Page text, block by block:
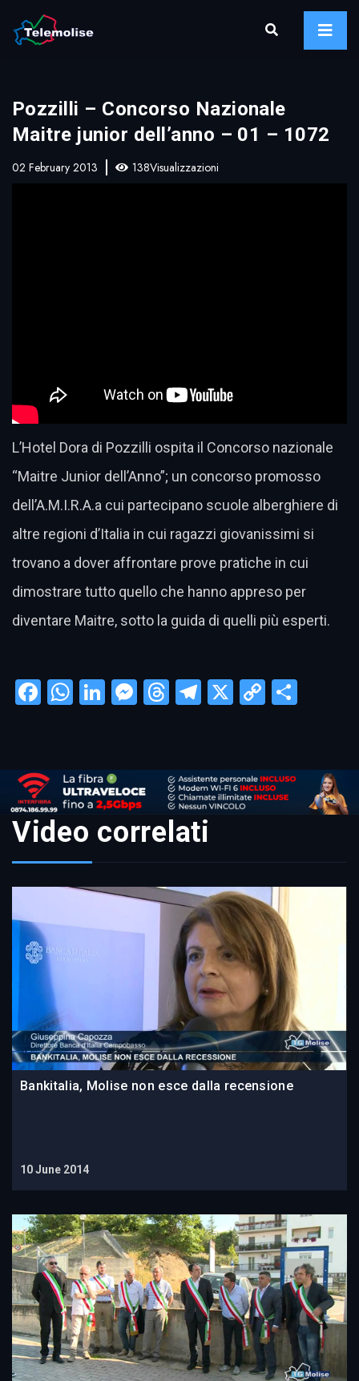
Pozzilli – Concorso Nazionale
Maitre junior dell’anno – 01 – 1072
02 February 2013 138Visualizzazioni
L’Hotel Dora di Pozzilli ospita il Concorso nazionale
“Maitre Junior dell’Anno”; un concorso promosso
dell’A.M.I.R.A.a cui partecipano scuole alberghiere di
altre regioni d’Italia in cui ragazzi giovanissimi si
trovano a dover affrontare prove pratiche in cui
dimostrare tutto quello che hanno appreso per
diventare Maitre, sotto la guida di quelli più esperti.
Facebook
WhatsApp
LinkedIn
Messenger
Threads
Telegram
X
Copy
Video correlati
Bankitalia, Molise non esce dalla recensione
10 June 2014